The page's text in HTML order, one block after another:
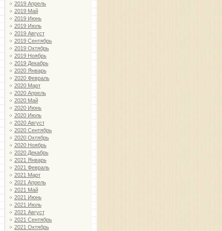
2019 Апрель
2019 Май
2019 Июнь
2019 Июль
2019 Август
2019 Сентябрь
2019 Октябрь
2019 Ноябрь
2019 Декабрь
2020 Январь
2020 Февраль
2020 Март
2020 Апрель
2020 Май
2020 Июнь
2020 Июль
2020 Август
2020 Сентябрь
2020 Октябрь
2020 Ноябрь
2020 Декабрь
2021 Январь
2021 Февраль
2021 Март
2021 Апрель
2021 Май
2021 Июнь
2021 Июль
2021 Август
2021 Сентябрь
2021 Октябрь